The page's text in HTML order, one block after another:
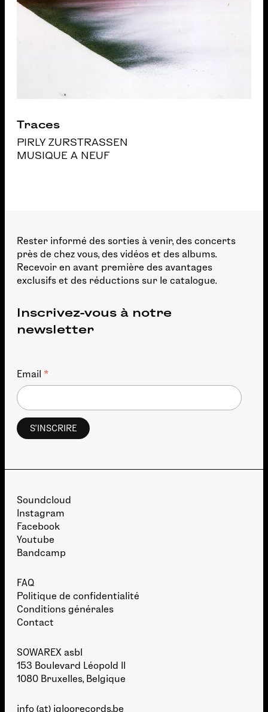
Traces
PIRLY ZURSTRASSEN
MUSIQUE A NEUF
Rester informé des sorties à venir, des concerts
près de chez vous, des vidéos et des albums.
Recevoir en avant première des avantages
exclusifs et des réductions sur le catalogue.
Inscrivez-vous à notre
newsletter
Email *
Soundcloud
Instagram
Facebook
Youtube
Bandcamp
FAQ
Politique de confidentialité
Conditions générales
Contact
SOWAREX asbl
153 Boulevard Léopold II
1080 Bruxelles, Belgique
info (at) igloorecords.be